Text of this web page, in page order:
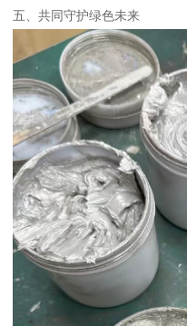
五、共同守护绿色未来